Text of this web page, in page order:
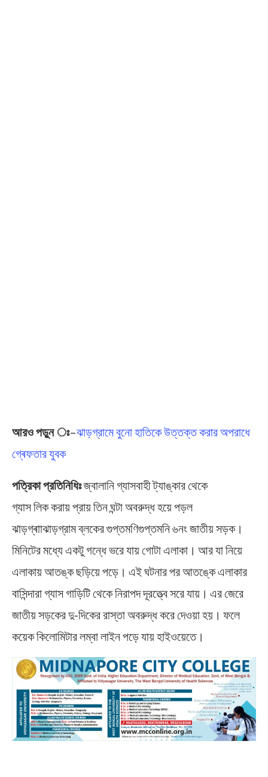
আরও পড়ুন ঃ–ঝাড়গ্রামে বুনো হাতিকে উত্তক্ত করার অপরাধে
গ্ৰেফতার যুবক
পত্রিকা প্রতিনিধিঃজ্বালানি গ্যাসবাহী ট্যাঙ্কার থেকে
গ্যাস লিক করায় প্রায় তিন ঘন্টা অবরুদ্ধ হয়ে পড়ল
ঝাড়গ্ৰাাঝাড়গ্রাম ব্লকের গুপ্তমণিগুপ্তমনি ৬নং জাতীয় সড়ক।
মিনিটের মধ্যে একটু গন্ধে ভরে যায় গোটা এলাকা। আর যা নিয়ে
এলাকায় আতঙ্ক ছড়িয়ে পড়ে। এই ঘটনার পর আতঙ্কে এলাকার
বাসিন্দারা গ্যাস গাড়িটি থেকে নিরাপদ দূরত্ত্বে সরে যায়। এর জেরে
জাতীয় সড়কের দু-দিকের রাস্তা অবরুদ্ধ করে দেওয়া হয়। ফলে
কয়েক কিলোমিটার লম্বা লাইন পড়ে যায় হাইওয়েতে।